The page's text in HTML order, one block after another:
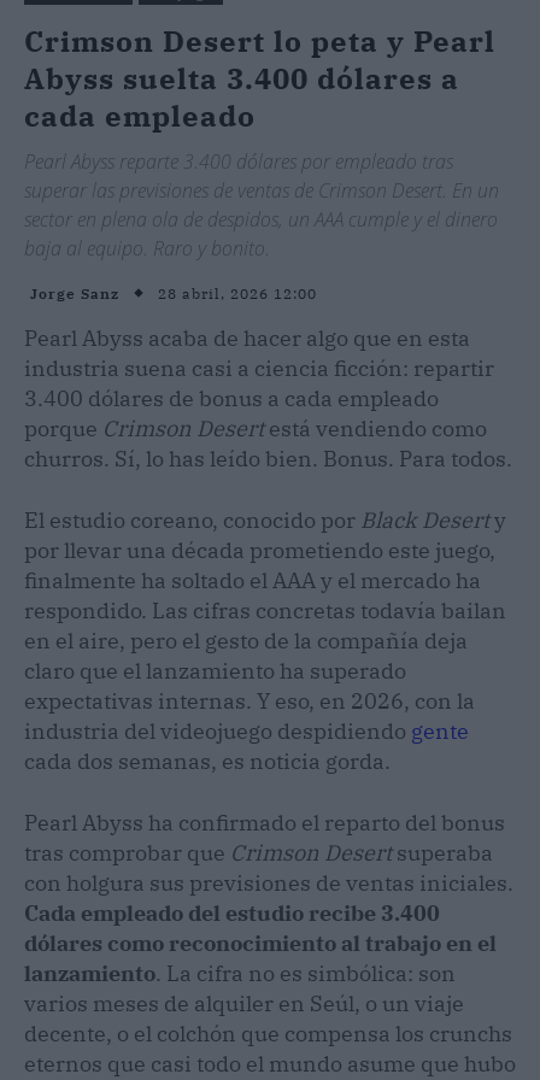
Crimson Desert lo peta y Pearl
Abyss suelta 3.400 dólares a
cada empleado
Pearl Abyss reparte 3.400 dólares por empleado tras
superar las previsiones de ventas de Crimson Desert. En un
sector en plena ola de despidos, un AAA cumple y el dinero
baja al equipo. Raro y bonito.
Jorge Sanz 28 abril, 2026 12:00
Pearl Abyss acaba de hacer algo que en esta
industria suena casi a ciencia ficción: repartir
3.400 dólares de bonus a cada empleado
porque Crimson Desertestá vendiendo como
churros. Sí, lo has leído bien. Bonus. Para todos.
El estudio coreano, conocido por Black Deserty
por llevar una década prometiendo este juego,
finalmente ha soltado el AAA y el mercado ha
respondido. Las cifras concretas todavía bailan
en el aire, pero el gesto de la compañía deja
claro que el lanzamiento ha superado
expectativas internas. Y eso, en 2026, con la
industria del videojuego despidiendo gente
cada dos semanas, es noticia gorda.
Pearl Abyss ha confirmado el reparto del bonus
tras comprobar que Crimson Desertsuperaba
con holgura sus previsiones de ventas iniciales.
Cada empleado del estudio recibe 3.400
dólares como reconocimiento al trabajo en el
lanzamiento. La cifra no es simbólica: son
varios meses de alquiler en Seúl, o un viaje
decente, o el colchón que compensa los crunchs
eternos que casi todo el mundo asume que hubo